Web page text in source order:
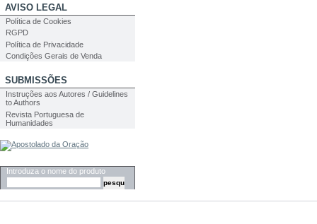
AVISO LEGAL
Política de Cookies
RGPD
Política de Privacidade
Condições Gerais de Venda
SUBMISSÕES
Instruções aos Autores / Guidelines
to Authors
Revista Portuguesa de
Humanidades
Introduza o nome do produto